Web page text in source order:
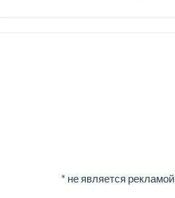
* не является рекламой